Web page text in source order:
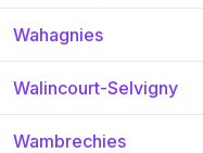
Wahagnies
Walincourt-Selvigny
Wambrechies